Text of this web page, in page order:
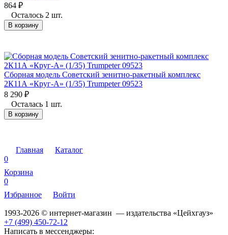
864 ₽
Осталось 2 шт.
В корзину
Сборная модель Советский зенитно-ракетный комплекс
2К11А «Круг-А» (1/35) Trumpeter 09523
8 290 ₽
Осталась 1 шт.
В корзину
Главная
Каталог
0
Корзина
0
Избранное
Войти
1993-2026 © интернет-магазин — издательства «Цейхгауз»
+7 (499) 450-72-12
Написать в мессенджеры: